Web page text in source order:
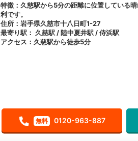
特徴：久慈駅から5分の距離に位置している
利です。
住所：岩手県久慈市十八日町1-27
最寄り駅： 久慈駅 / 陸中夏井駅 / 侍浜駅
アクセス：久慈駅から徒歩5分
無料 0120-963-887